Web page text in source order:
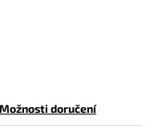
Možnosti doručení